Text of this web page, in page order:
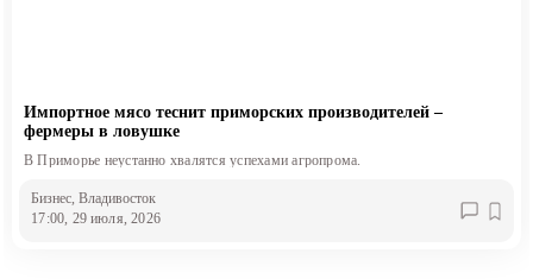
Импортное мясо теснит приморских производителей –
фермеры в ловушке
В Приморье неустанно хвалятся успехами агропрома.
Бизнес , Владивосток
17:00, 29 июля, 2026